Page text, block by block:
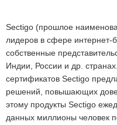
Sectigo (прошлое
лидеров в сфере
собственные
Индии, России и др.
сертификатов Sectigo
решений, повышающих
этому продукты Sectigo
данных миллионы человек